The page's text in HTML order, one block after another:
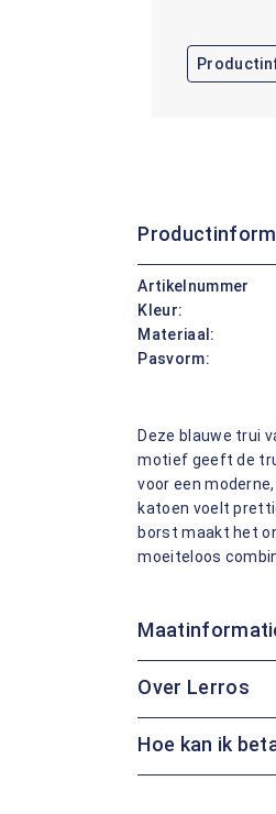
Artikelnummer
Kleur:
Materiaal:
Pasvorm:
Deze blauwe trui
motief geeft de
voor een
katoen voelt
borst maakt het
moeiteloos
Over Lerros
Hoe kan ik